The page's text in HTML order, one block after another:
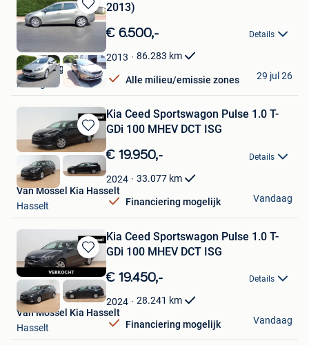
Bewaren
in
Mijn
Favorieten
2013)
€ 6.500,- Details
2013 86.283 km
Alle milieu/emissie zones
Auto's Serge
Hekelgem
29 jul 26
Bewaren
in
Mijn
Favorieten
Kia Ceed Sportswagon Pulse 1.0 T-
GDi 100 MHEV DCT ISG
€ 19.950,- Details
2024 33.077 km
Financiering mogelijk
Van Mossel Kia Hasselt
Hasselt
Vandaag
Bewaren
in
Mijn
Favorieten
Kia Ceed Sportswagon Pulse 1.0 T-
GDi 100 MHEV DCT ISG
€ 19.450,- Details
2024 28.241 km
Financiering mogelijk
Van Mossel Kia Hasselt
Hasselt
Vandaag